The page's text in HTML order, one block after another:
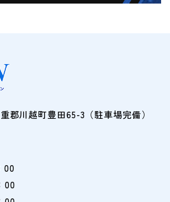
郡川越町豊田65-3（駐車場完備）
00
00